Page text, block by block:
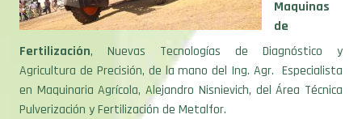
Maquinas
de
Fertilización, Nuevas Tecnologías de Diagnóstico y
Agricultura de Precisión, de la mano del Ing. Agr. Especialista
en Maquinaria Agrícola, Alejandro Nisnievich, del Área Técnica
Pulverización y Fertilización de Metalfor.